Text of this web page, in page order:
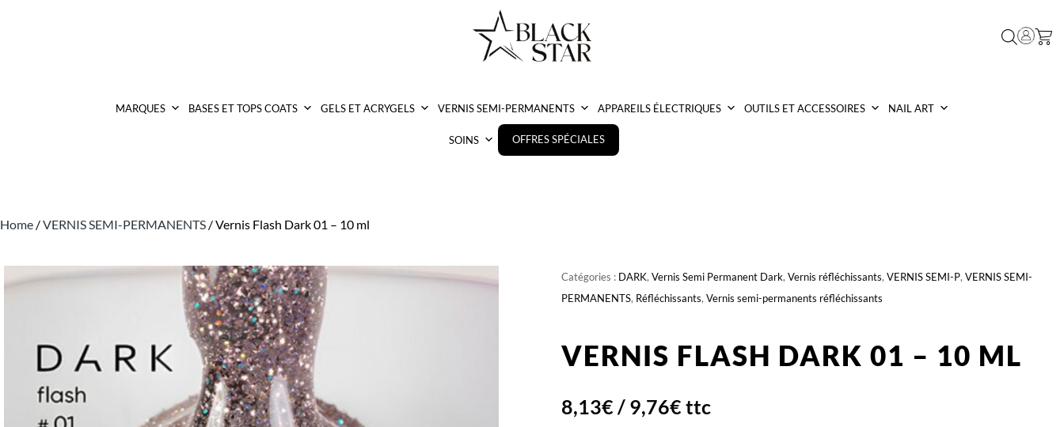
MARQUES BASES ET TOPS COATS GELS ET ACRYGELS VERNIS SEMI-PERMANENTS APPAREILS ÉLECTRIQUES OUTILS ET ACCESSOIRES NAIL ART
SOINS OFFRES SPÉCIALES
Home /VERNIS SEMI-PERMANENTS / Vernis Flash Dark 01 – 10 ml
Catégories : DARK, Vernis Semi Permanent Dark, Vernis réfléchissants, VERNIS SEMI-P, VERNIS SEMI-
PERMANENTS, Réfléchissants, Vernis semi-permanents réfléchissants
VERNIS FLASH DARK 01 – 10 ML
8,13€ / 9,76€ ttc